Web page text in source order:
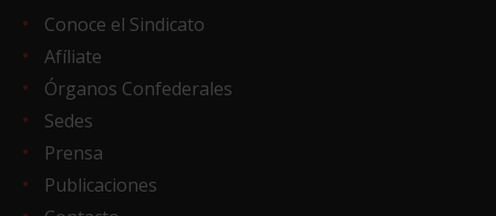
Conoce el Sindicato
Afíliate
Órganos Confederales
Sedes
Prensa
Publicaciones